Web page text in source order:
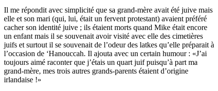
Il me répondit avec simplicité que sa grand-mère avait été juive mais
elle et son mari (qui, lui, était un fervent protestant) avaient préféré
cacher son identité juive ; ils étaient morts quand Mike était encore
un enfant mais il se souvenait avoir visité avec elle des cimetières
juifs et surtout il se souvenait de l’odeur des latkes qu’elle préparait à
l’occasion de ‘Hanouccah. Il ajouta avec un certain humour : «J’ai
toujours aimé raconter que j’étais un quart juif puisqu’à part ma
grand-mère, mes trois autres grands-parents étaient d’origine
irlandaise !»